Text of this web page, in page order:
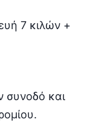
7 κιλών +
συνοδό και